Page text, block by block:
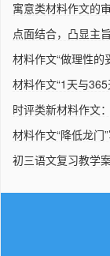
寓意类材料作文的
点面结合，凸显主
材料作文“做理性的
材料作文“1天与
时评类新材料作文
材料作文“降低龙门
初三语文复习教学